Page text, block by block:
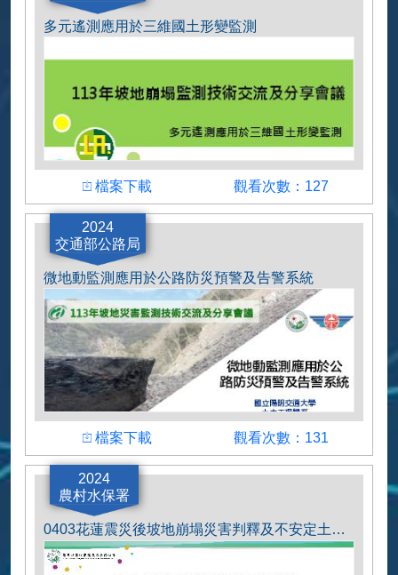
多元遙測應用於三維國土形變監測
多元遙測應用於三維國土形變監測
下載檔案
檔案下載 瀏覽人數
觀看次數：127
2024
交通部公路局
微地動監測應用於公路防災預警及告警系統
微地動監測應用於公路防災預警及告警系統
下載檔案
檔案下載 瀏覽人數
觀看次數：131
2024
農村水保署
0403花蓮震災後坡地崩塌災害判釋及不安定土砂集水區風險評估